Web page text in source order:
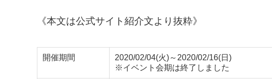
《本文は公式サイト紹介文より抜粋》
開催期間
2020/02/04(火)～2020/02/16(日)
※イベント会期は終了しました